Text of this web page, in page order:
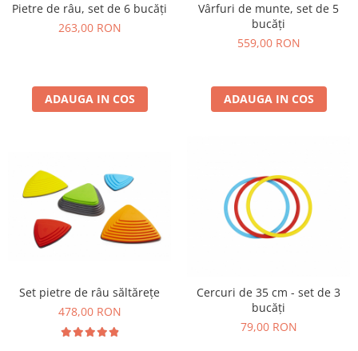
Recunoasterea formelor
Diverse jucarii educative
Mobilier gradinita
Montessori
Spații de joacă
Educatie inovativa
Comunicare
Dezvoltare timpurie
Experimente
Pietre de râu, set de 6 bucăți
263,00 RON
ADAUGA IN COS
Vârfuri de munte, set de 5
bucăți
559,00 RON
ADAUGA IN COS
Set pietre de râu săltărețe
478,00 RON
Cercuri de 35 cm - set de 3
bucăți
79,00 RON